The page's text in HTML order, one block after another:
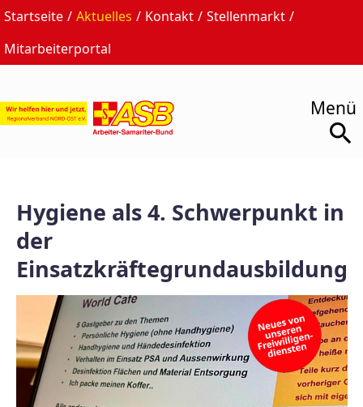
Startseite Aktuelles Kontakt
Stellenmarkt
Mitarbeiterportal
Hygiene als 4. Schwerpunkt in
der
Einsatzkräftegrundausbildung